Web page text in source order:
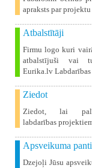
apraksts par projektu
Atbalstītāji
Firmu logo kuri
atbalstījuši vai
Eurika.lv
Ziedot
Ziedot, lai
labdarības
Apsveikuma
Dzejoļi Jūsu